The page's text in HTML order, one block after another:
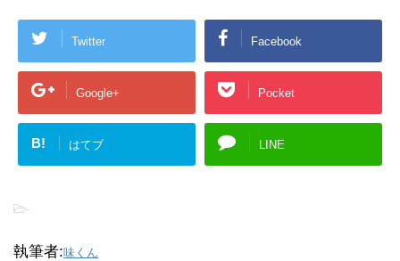
Twitter Facebook
Google+ Pocket
B! はてブ LINE
-
執筆者:味くん